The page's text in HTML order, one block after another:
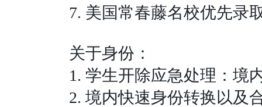
7. 美国常春藤名校优先录
关于身份：
1. 学生开除应急处理：境
2. 境内快速身份转换以及